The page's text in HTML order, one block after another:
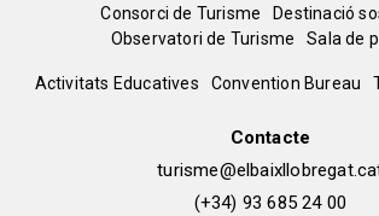
Menú
del
Consorci de Turisme
Destinació
Observatori de Turisme
Sala de
Peu
Activitats Educatives Convention Bureau
Contacte
(+34) 93 685 24 00